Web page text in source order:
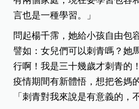
言也是一種學習。」
問起楊千霈，她給小孩自由包
譬如：女兒們可以刺青嗎？她
行啊！我是三十幾歲才刺青的
疫情期間有新體悟，想把爸媽
「刺青對我來說是有意義的，